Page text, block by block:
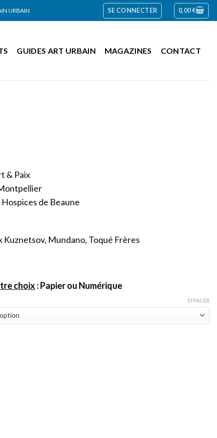
URBAIN SE CONNECTER 0,00€
GUIDES ART URBAIN MAGAZINES CONTACT
& Paix
de Beaune
Kuznetsov, Mundano, Toqué Frères
choix: Papier ou Numérique
EFFACER